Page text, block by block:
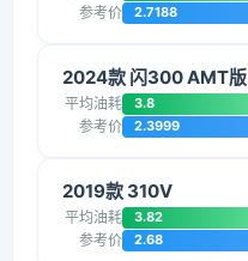
参考价 2.7188
2024款 闪300 AMT版
平均油耗 3.8
参考价 2.3999
2019款 310V
平均油耗 3.82
参考价 2.68